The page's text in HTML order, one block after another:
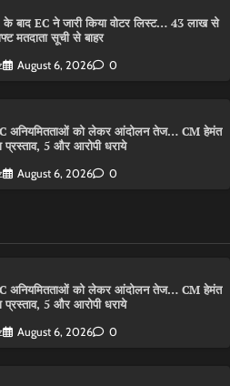
बाद EC ने जारी किया वोटर लिस्ट… 43 लाख से
मतदाता सूची से बाहर
August 6, 2026 0
अनियमितताओं को लेकर आंदोलन तेज… CM हेमंत
प्रस्ताव, 5 और आरोपी धराये
August 6, 2026 0
अनियमितताओं को लेकर आंदोलन तेज… CM हेमंत
प्रस्ताव, 5 और आरोपी धराये
August 6, 2026 0